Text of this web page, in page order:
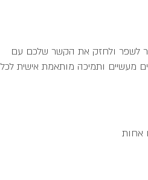
לשפר ולחזק את הקשר שלכם עם
מעשיים ותמיכה מותאמת אישית לכל
אחות